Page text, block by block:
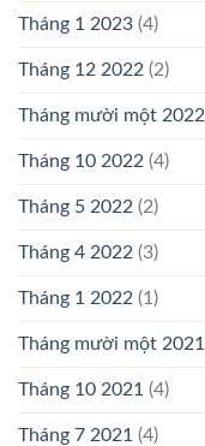
Tháng 1 2023 (4)
Tháng 12 2022 (2)
Tháng mười một 2022
Tháng 10 2022 (4)
Tháng 5 2022 (2)
Tháng 4 2022 (3)
Tháng 1 2022 (1)
Tháng mười một 2021
Tháng 10 2021 (4)
Tháng 7 2021 (4)